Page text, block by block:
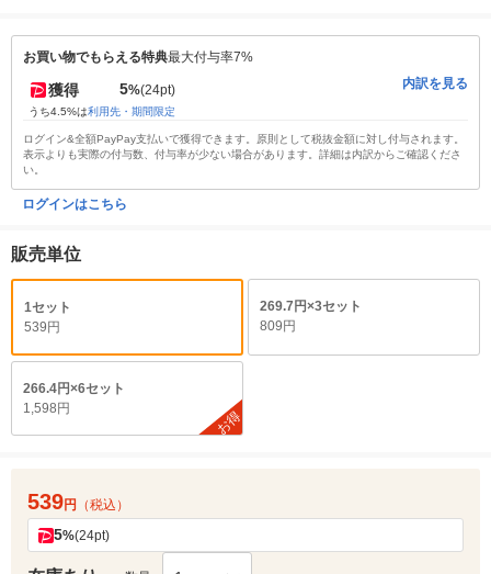
お買い物でもらえる特典最大付与率7%
獲得 5%(24pt)
うち4.5%は利用先・期間限定
内訳を見る
ログイン&全額PayPay支払いで獲得できます。原則として税抜金額に対し付与されます。
表示よりも実際の付与数、付与率が少ない場合があります。詳細は内訳からご確認くださ
い。
ログインはこちら
販売単位
1セット
539円
269.7円×3セット
809円
266.4円×6セット
1,598円
お得
539円 （税込）
5%(24pt)